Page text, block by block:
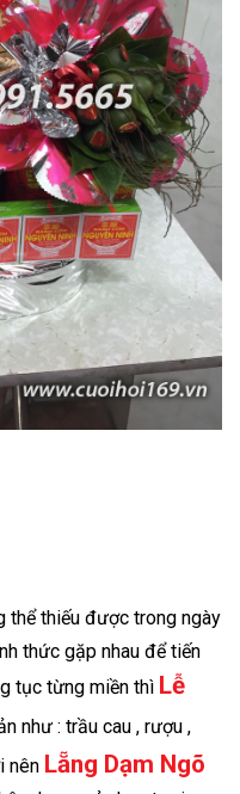
thể thiếu được trong ngày
thức gặp nhau để tiến
tục từng miền thì Lễ
như : trầu cau , rượu ,
nên Lẵng Dạm Ngõ